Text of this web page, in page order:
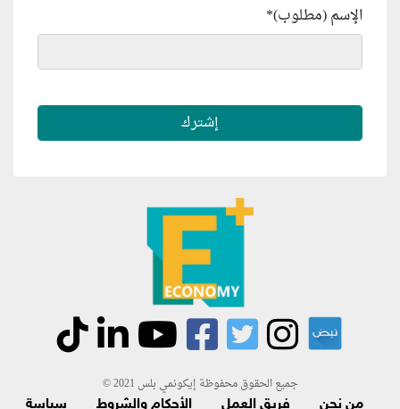
الإسم (مطلوب)*
جميع الحقوق محفوظة إيكونمي بلس 2021 ©
من نحن فريق العمل الأحكام والشروط سياسة